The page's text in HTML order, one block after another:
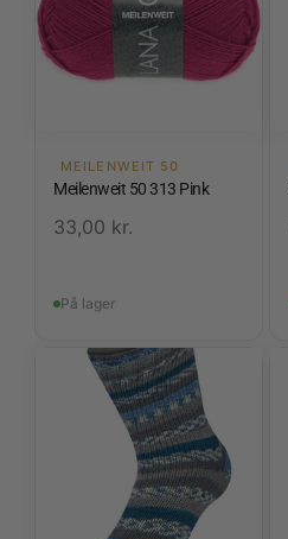
MEILENWEIT 50
Meilenweit 50 313 Pink
33,00 kr.
På lager